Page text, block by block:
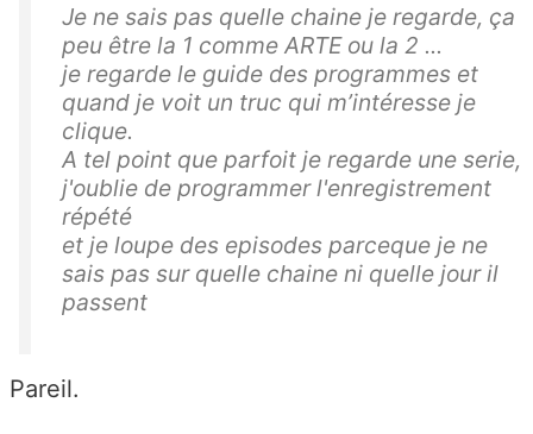
Je ne sais pas quelle chaine je regarde, ça
peu être la 1 comme ARTE ou la 2 ...
je regarde le guide des programmes et
quand je voit un truc qui m’intéresse je
clique.
A tel point que parfoit je regarde une serie,
j'oublie de programmer l'enregistrement
répété
et je loupe des episodes parceque je ne
sais pas sur quelle chaine ni quelle jour il
passent
Pareil.